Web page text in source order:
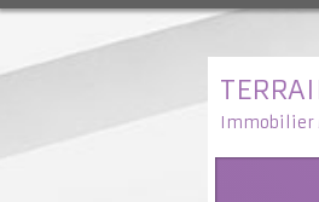
Immobilier